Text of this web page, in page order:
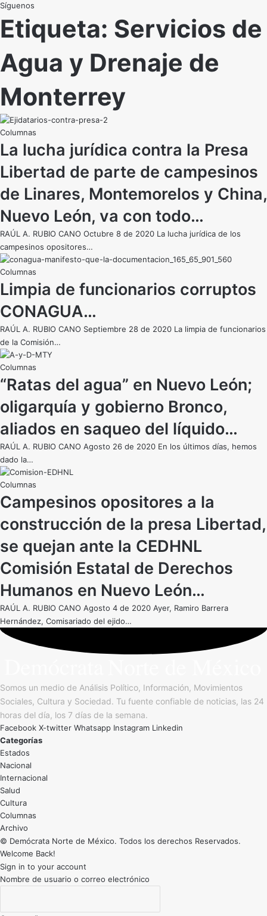
Síguenos
Etiqueta: Servicios de
Agua y Drenaje de
Monterrey
La lucha jurídica contra la Presa
Libertad de parte de campesinos
de Linares, Montemorelos y China,
Nuevo León, va con todo…
RAÚL A. RUBIO CANO Octubre 8 de 2020 La lucha jurídica de los
campesinos opositores…
Limpia de funcionarios corruptos
CONAGUA…
RAÚL A. RUBIO CANO Septiembre 28 de 2020 La limpia de funcionarios
de la Comisión…
“Ratas del agua” en Nuevo León;
oligarquía y gobierno Bronco,
aliados en saqueo del líquido…
RAÚL A. RUBIO CANO Agosto 26 de 2020 En los últimos días, hemos
dado la…
Campesinos opositores a la
construcción de la presa Libertad,
se quejan ante la CEDHNL
Comisión Estatal de Derechos
Humanos en Nuevo León…
RAÚL A. RUBIO CANO Agosto 4 de 2020 Ayer, Ramiro Barrera
Hernández, Comisariado del ejido…
Somos un medio de Análisis Político, Información, Movimientos
Sociales, Cultura y Sociedad. Tu fuente confiable de noticias, las 24
horas del día, los 7 días de la semana.
Facebook X-twitter Whatsapp Instagram Linkedin
Categorías
Estados
Nacional
Internacional
Salud
Cultura
Archivo
© Demócrata Norte de México. Todos los derechos Reservados.
Welcome Back!
Sign in to your account
Nombre de usuario o correo electrónico